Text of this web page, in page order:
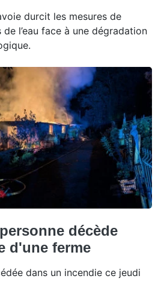
durcit les mesures de
l’eau face à une dégradation
décède
d'une ferme
dans un incendie ce jeudi